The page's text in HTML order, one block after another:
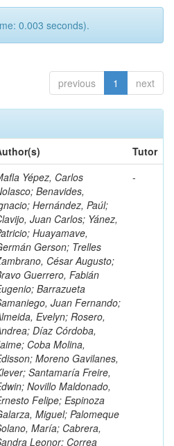
0.003 seconds).
previous 1 next
Tutor
Yépez, Carlos
Benavides,
Hernández, Paúl;
Juan Carlos; Yánez,
Huayamave,
Gerson; Trelles
César Augusto;
Guerrero, Fabián
Barrazueta
Juan Fernando;
Evelyn; Rosero,
Díaz Córdoba,
Coba Molina,
Moreno Gavilanes,
Santamaría Freire,
Novillo Maldonado,
Felipe; Espinoza
Miguel; Palomeque
María; Cabrera,
Leonor; Correa
-